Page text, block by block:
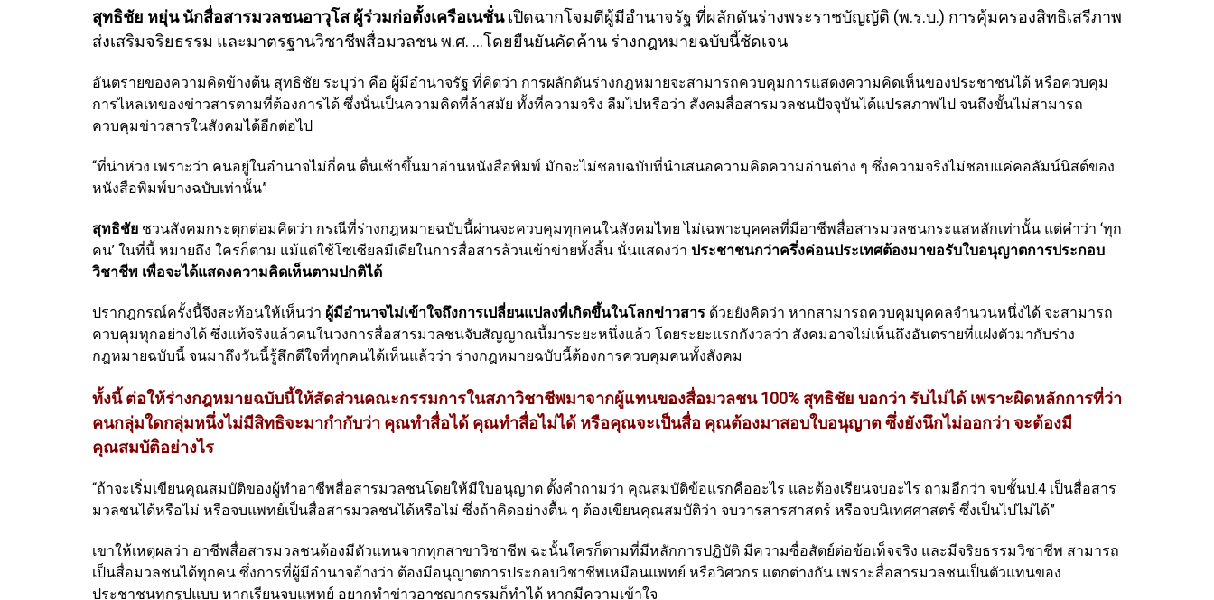
สุทธิชัย หยุ่น นักสื่อสารมวลชนอาวุโส ผู้ร่วมก่อตั้งเครือเนชั่นเปิดฉากโจมตีผู้มีอำนาจรัฐ ที่ผลักดันร่างพระราชบัญญัติ (พ.ร.บ.) การคุ้มครองสิทธิเสรีภาพ
ส่งเสริมจริยธรรม และมาตรฐานวิชาชีพสื่อมวลชน พ.ศ. ...โดยยืนยันคัดค้าน ร่างกฎหมายฉบับนี้ชัดเจน
อันตรายของความคิดข้างต้น สุทธิชัย ระบุว่า คือ ผู้มีอำนาจรัฐ ที่คิดว่า การผลักดันร่างกฎหมายจะสามารถควบคุมการแสดงความคิดเห็นของประชาชนได้ หรือควบคุม
การไหลเทของข่าวสารตามที่ต้องการได้ ซึ่งนั่นเป็นความคิดที่ล้าสมัย ทั้งที่ความจริง ลืมไปหรือว่า สังคมสื่อสารมวลชนปัจจุบันได้แปรสภาพไป จนถึงขั้นไม่สามารถ
ควบคุมข่าวสารในสังคมได้อีกต่อไป
“ที่น่าห่วง เพราะว่า คนอยู่ในอำนาจไม่กี่คน ตื่นเช้าขึ้นมาอ่านหนังสือพิมพ์ มักจะไม่ชอบฉบับที่นำเสนอความคิดความอ่านต่าง ๆ ซึ่งความจริงไม่ชอบแค่คอลัมน์นิสต์ของ
หนังสือพิมพ์บางฉบับเท่านั้น”
สุทธิชัย ชวนสังคมกระตุกต่อมคิดว่า กรณีที่ร่างกฎหมายฉบับนี้ผ่านจะควบคุมทุกคนในสังคมไทย ไม่เฉพาะบุคคลที่มีอาชีพสื่อสารมวลชนกระแสหลักเท่านั้น แต่คำว่า ‘ทุก
คน’ ในที่นี้ หมายถึง ใครก็ตาม แม้แต่ใช้โซเซียลมีเดียในการสื่อสารล้วนเข้าข่ายทั้งสิ้น นั่นแสดงว่า ประชาชนกว่าครึ่งค่อนประเทศต้องมาขอรับใบอนุญาตการประกอบ
วิชาชีพ เพื่อจะได้แสดงความคิดเห็นตามปกติได้
ปรากฎกรณ์ครั้งนี้จึงสะท้อนให้เห็นว่า ผู้มีอำนาจไม่เข้าใจถึงการเปลี่ยนแปลงที่เกิดขึ้นในโลกข่าวสาร ด้วยยังคิดว่า หากสามารถควบคุมบุคคลจำนวนหนึ่งได้ จะสามารถ
ควบคุมทุกอย่างได้ ซึ่งแท้จริงแล้วคนในวงการสื่อสารมวลชนจับสัญญาณนี้มาระยะหนึ่งแล้ว โดยระยะแรกกังวลว่า สังคมอาจไม่เห็นถึงอันตรายที่แฝงตัวมากับร่าง
กฎหมายฉบับนี้ จนมาถึงวันนี้รู้สึกดีใจที่ทุกคนได้เห็นแล้วว่า ร่างกฎหมายฉบับนี้ต้องการควบคุมคนทั้งสังคม
ทั้งนี้ ต่อให้ร่างกฎหมายฉบับนี้ให้สัดส่วนคณะกรรมการในสภาวิชาชีพมาจากผู้แทนของสื่อมวลชน 100% สุทธิชัย บอกว่า รับไม่ได้ เพราะผิดหลักการที่ว่า
คนกลุ่มใดกลุ่มหนึ่งไม่มีสิทธิจะมากำกับว่า คุณทำสื่อได้ คุณทำสื่อไม่ได้ หรือคุณจะเป็นสื่อ คุณต้องมาสอบใบอนุญาต ซึ่งยังนึกไม่ออกว่า จะต้องมี
คุณสมบัติอย่างไร
“ถ้าจะเริ่มเขียนคุณสมบัติของผู้ทำอาชีพสื่อสารมวลชนโดยให้มีใบอนุญาต ตั้งคำถามว่า คุณสมบัติข้อแรกคืออะไร และต้องเรียนจบอะไร ถามอีกว่า จบชั้นป.4 เป็นสื่อสาร
มวลชนได้หรือไม่ หรือจบแพทย์เป็นสื่อสารมวลชนได้หรือไม่ ซึ่งถ้าคิดอย่างตื้น ๆ ต้องเขียนคุณสมบัติว่า จบวารสารศาสตร์ หรือจบนิเทศศาสตร์ ซึ่งเป็นไปไม่ได้”
เขาให้เหตุผลว่า อาชีพสื่อสารมวลชนต้องมีตัวแทนจากทุกสาขาวิชาชีพ ฉะนั้นใครก็ตามที่มีหลักการปฏิบัติ มีความซื่อสัตย์ต่อข้อเท็จจริง และมีจริยธรรมวิชาชีพ สามารถ
เป็นสื่อมวลชนได้ทุกคน ซึ่งการที่ผู้มีอำนาจอ้างว่า ต้องมีอนุญาตการประกอบวิชาชีพเหมือนแพทย์ หรือวิศวกร แตกต่างกัน เพราะสื่อสารมวลชนเป็นตัวแทนของ
ประชาชนทุกรูปแบบ หากเรียนจบแพทย์ อยากทำข่าวอาชญากรรมก็ทำได้ หากมีความเข้าใจ